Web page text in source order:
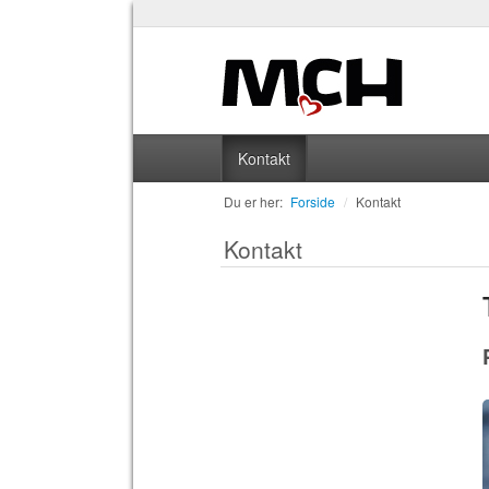
Kontakt
Du er her: Forside / Kontakt
Kontakt